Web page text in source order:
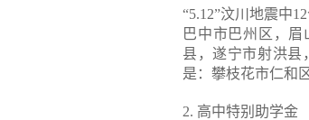
“5.12”汶川地震中
巴中市巴州区，
县，遂宁市射洪县
是：攀枝花市仁和
2. 高中特别助学金